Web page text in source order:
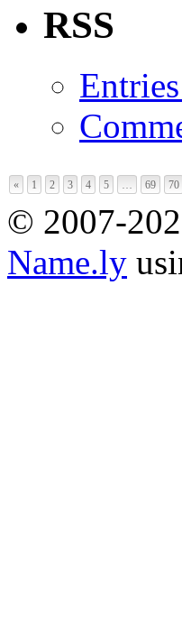
RSS
« 1 2 3 4 5 … 69 70
© 2007-
Name.ly